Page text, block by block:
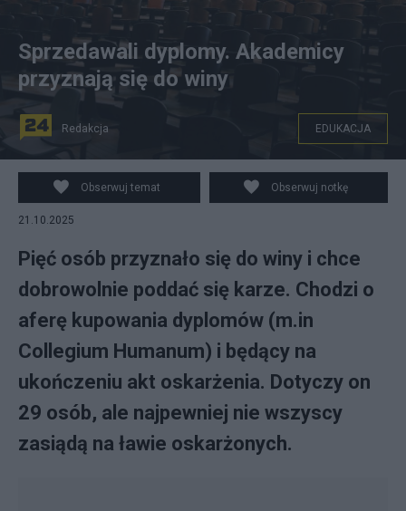
Aula wykładowa (zdjęcie ilustracyjne)/Pexel
Sprzedawali dyplomy. Akademicy
przyznają się do winy
Redakcja EDUKACJA
Obserwuj temat Obserwuj notkę
21.10.2025
Pięć osób przyznało się do winy i chce
dobrowolnie poddać się karze. Chodzi o
aferę kupowania dyplomów (m.in
Collegium Humanum) i będący na
ukończeniu akt oskarżenia. Dotyczy on
29 osób, ale najpewniej nie wszyscy
zasiądą na ławie oskarżonych.